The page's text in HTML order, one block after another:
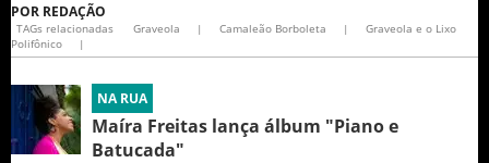
POR REDAÇÃO
TAGs relacionadas Graveola | Camaleão Borboleta |
Graveola e o Lixo
Polifônico
|
NA RUA
Maíra Freitas lança álbum "Piano e
Batucada"